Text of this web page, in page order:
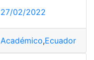
27/02/2022
Académico,Ecuador